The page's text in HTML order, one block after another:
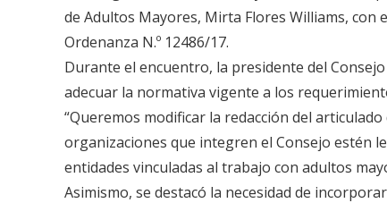
de Adultos Mayores, Mirta Flores Williams, con
Ordenanza N.º 12486/17.
Durante el encuentro, la presidente del
adecuar la normativa vigente a los
“Queremos modificar la redacción del
organizaciones que integren el Consejo estén
entidades vinculadas al trabajo con adultos
Asimismo, se destacó la necesidad de